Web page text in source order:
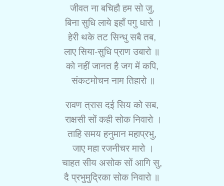
जीवत ना बचिहौ हम सो जु,
बिना सुधि लाये इहाँ पगु धारो ।
हेरी थके तट सिन्धु सबै तब,
लाए सिया-सुधि प्राण उबारो ॥
को नहीं जानत है जग में कपि,
संकटमोचन नाम तिहारो ॥
रावण त्रास दई सिय को सब,
राक्षसी सों कही सोक निवारो ।
ताहि समय हनुमान महाप्रभु,
जाए महा रजनीचर मारो ।
चाहत सीय असोक सों आगि सु,
दै प्रभुमुद्रिका सोक निवारो ॥